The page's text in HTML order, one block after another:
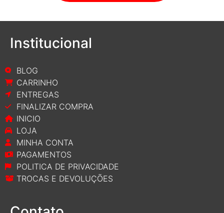
Institucional
BLOG
CARRINHO
ENTREGAS
FINALIZAR COMPRA
INICIO
LOJA
MINHA CONTA
PAGAMENTOS
POLITICA DE PRIVACIDADE
TROCAS E DEVOLUÇÕES